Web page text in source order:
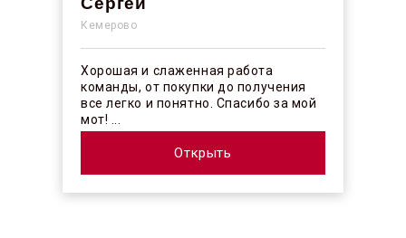
Кемерово
Хорошая и слаженная работа
команды, от покупки до получения
все легко и понятно. Спасибо за мой
мот! ...
Открыть